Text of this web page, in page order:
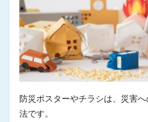
防災ポスターやチラシは、災害
法です。